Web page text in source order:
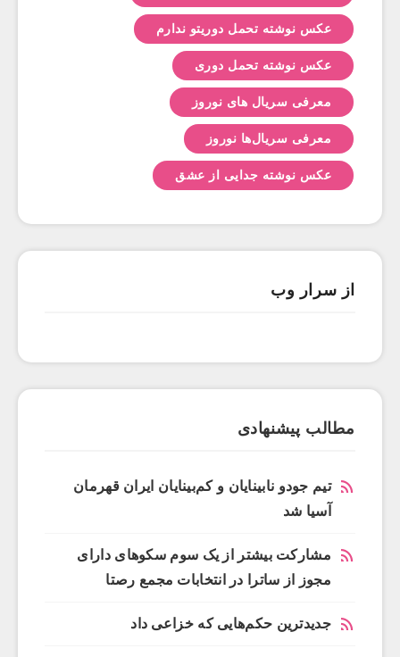
عکس نوشته تحمل دوریتو ندارم
عکس نوشته تحمل دوری
معرفی سریال های نوروز
معرفی سریال‌ها نوروز
عکس نوشته جدایی از عشق
از سرار وب
مطالب پیشنهادی
تیم جودو نابینایان و کم‌بینایان ایران قهرمان
آسیا شد
مشارکت بیشتر از یک سوم سکوهای دارای
مجوز از ساترا در انتخابات مجمع رصتا
جدیدترین حکم‌هایی که خزاعی داد